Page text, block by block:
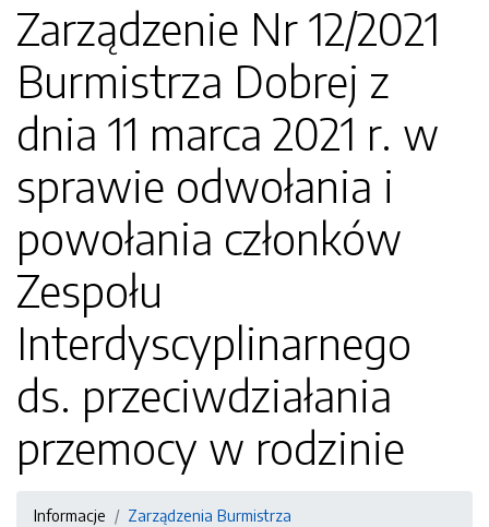
Zarządzenie Nr 12/2021
Burmistrza Dobrej z
dnia 11 marca 2021 r. w
sprawie odwołania i
powołania członków
Zespołu
Interdyscyplinarnego
ds. przeciwdziałania
przemocy w rodzinie
Informacje
Zarządzenia Burmistrza